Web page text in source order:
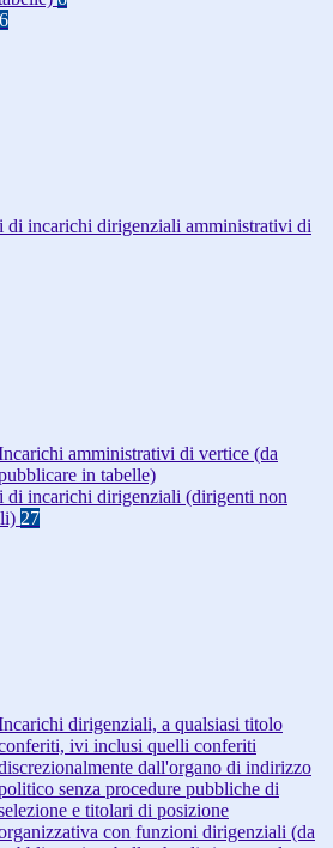
di incarichi dirigenziali amministrativi di
amministrativi di vertice (da
in tabelle)
di incarichi dirigenziali (dirigenti non
27
dirigenziali, a qualsiasi titolo
ivi inclusi quelli conferiti
dall'organo di indirizzo
senza procedure pubbliche di
e titolari di posizione
con funzioni dirigenziali (da